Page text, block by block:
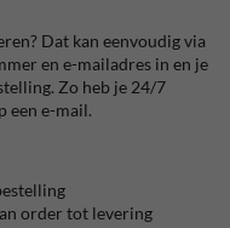
Dat kan eenvoudig via
en e-mailadres in en je
Zo heb je 24/7
een e-mail.
order tot levering